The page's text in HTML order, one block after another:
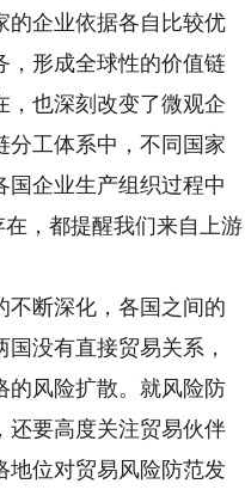
的企业依据各自比较优
，形成全球性的价值链
，也深刻改变了微观企
分工体系中，不同国家
国企业生产组织过程中
，都提醒我们来自上游
断深化，各国之间的
没有直接贸易关系，
的风险扩散。就风险防
还要高度关注贸易伙伴
地位对贸易风险防范发